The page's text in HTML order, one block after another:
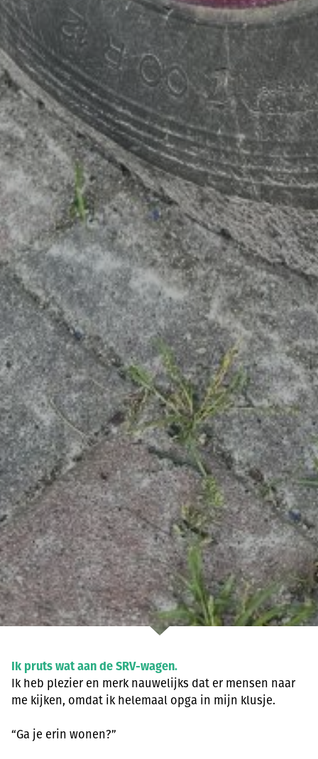
Ik pruts wat aan de SRV-wagen.
Ik heb plezier en merk nauwelijks dat er mensen naar
me kijken, omdat ik helemaal opga in mijn klusje.
“Ga je erin wonen?”